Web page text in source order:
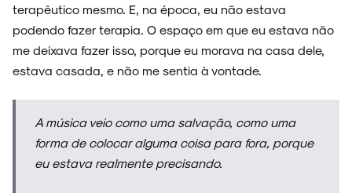
terapêutico mesmo. E, na época, eu não estava
podendo fazer terapia. O espaço em que eu estava não
me deixava fazer isso, porque eu morava na casa dele,
estava casada, e não me sentia à vontade.
A música veio como uma salvação, como uma
forma de colocar alguma coisa para fora, porque
eu estava realmente precisando.